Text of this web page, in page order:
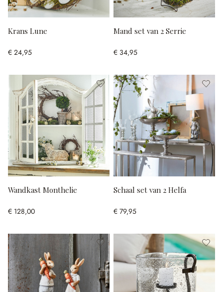
Krans Lune
€ 24,95
Mand set van 2 Serrie
€ 34,95
Wandkast Monthelie
€ 128,00
Schaal set van 2 Helfa
€ 79,95